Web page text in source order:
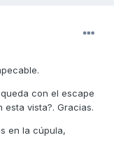
con el escape
vista?. Gracias.
en la cúpula,